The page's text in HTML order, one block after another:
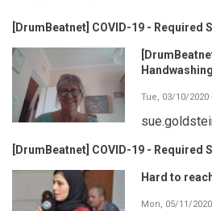
[DrumBeatnet] COVID-19 - Required
Handwashing
Tue, 03/10/2020
[DrumBeatnet] COVID-19 - Required
Hard to
Mon, 05/11/